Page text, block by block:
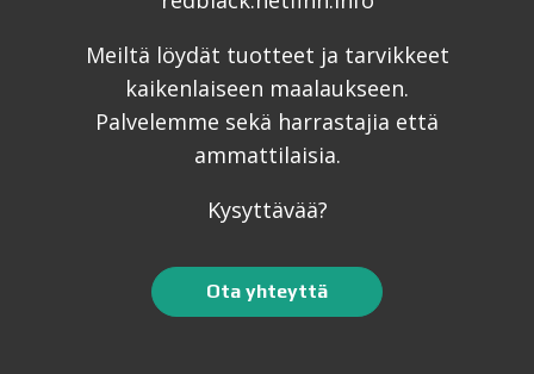
Meiltä löydät tuotteet ja tarvikkeet
kaikenlaiseen maalaukseen.
Palvelemme sekä harrastajia että
ammattilaisia.
Kysyttävää?
Ota yhteyttä